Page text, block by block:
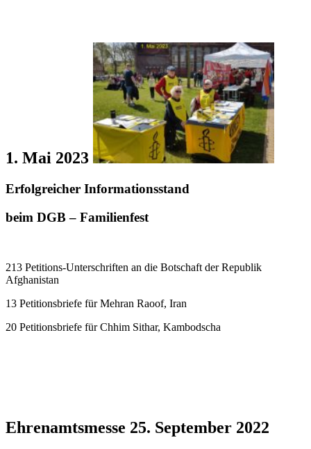
1. Mai 2023
Erfolgreicher Informationsstand
beim DGB – Familienfest
213 Petitions-Unterschriften an die Botschaft der Republik
Afghanistan
13 Petitionsbriefe für Mehran Raoof, Iran
20 Petitionsbriefe für Chhim Sithar, Kambodscha
Ehrenamtsmesse 25. September 2022